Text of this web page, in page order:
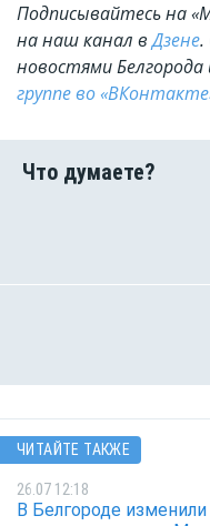
Подписывайтесь на
на наш канал вДзене.
новостями Белгорода
группе во
ЧИТАЙТЕ ТАКЖЕ
26.07 12:18
В Белгороде